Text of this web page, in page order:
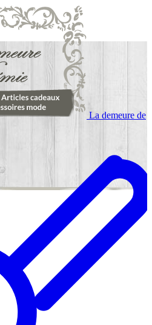
La demeure de